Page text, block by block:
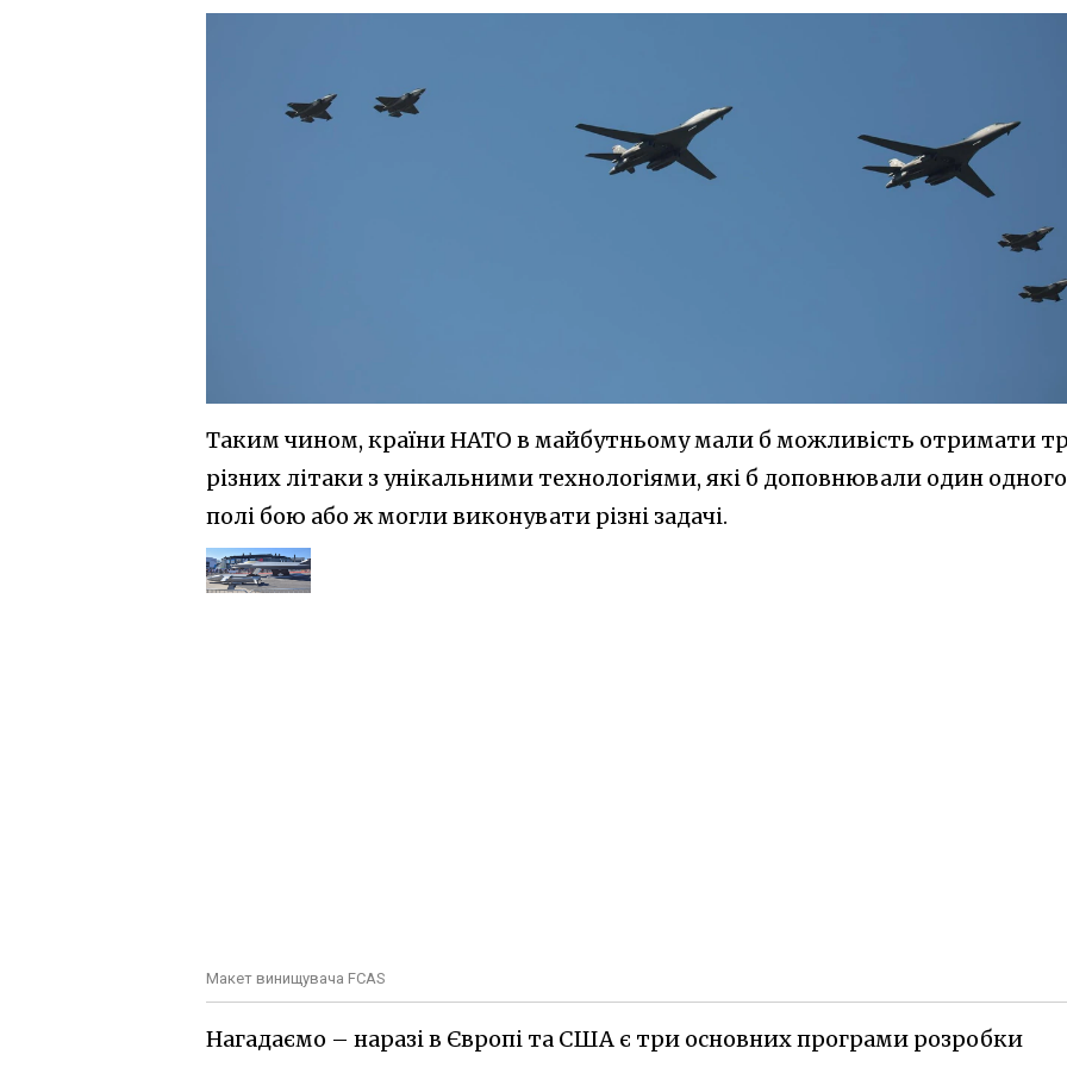
Таким чином, країни НАТО в майбутньому мали б можливість отримати
різних літаки з унікальними технологіями, які б доповнювали один
полі бою або ж могли виконувати різні задачі.
Макет винищувача FCAS
Нагадаємо – наразі в Європі та США є три основних програми розробки